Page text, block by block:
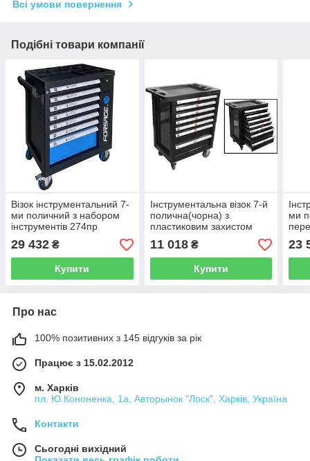
Всі умови повернення
Подібні товари компанії
Візок інструментальний 7-
ми поличний з набором
інструментів 274пр
Forsage F-55300 (Код:
51381)
29 432 ₴
Купити
Інструментальна візок 7-й
полична(чорна) з
пластиковим захистом
корпусу Rock Force RF-
1141117 (Код:15631)
11 018₴
Купити
ми
23
Про нас
100% позитивних з 145 відгуків за рік
Працює з 15.02.2012
м. Харків
пл. Ю.Кононенка, 1а, Авторынок "Лоск", Харків, Україна
Контакти
Сьогодні вихідний